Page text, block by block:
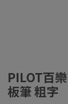
PILOT百
板筆 粗字